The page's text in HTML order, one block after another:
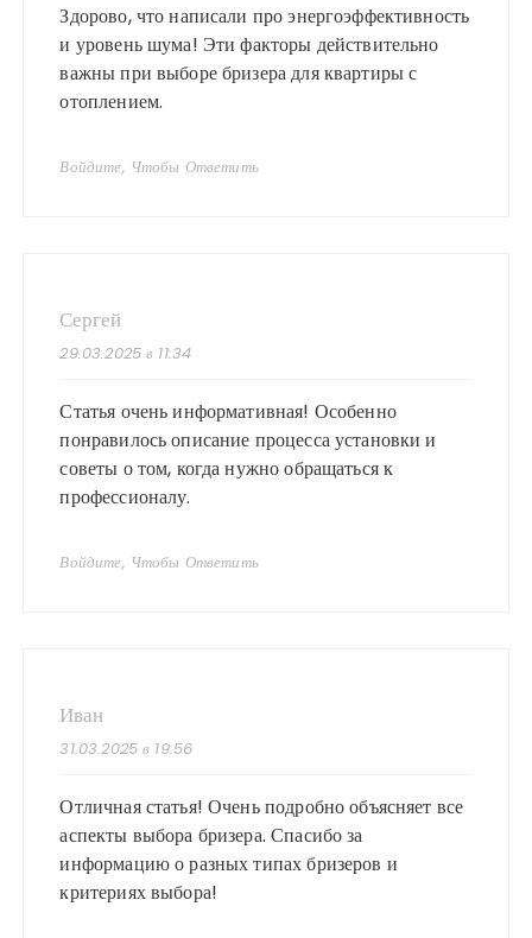
Здорово, что написали про энергоэффективность
и уровень шума! Эти факторы действительно
важны при выборе бризера для квартиры с
отоплением.
Войдите, Чтобы Ответить
Сергей
29.03.2025 в 11:34
Статья очень информативная! Особенно
понравилось описание процесса установки и
советы о том, когда нужно обращаться к
профессионалу.
Войдите, Чтобы Ответить
Иван
31.03.2025 в 19:56
Отличная статья! Очень подробно объясняет все
аспекты выбора бризера. Спасибо за
информацию о разных типах бризеров и
критериях выбора!